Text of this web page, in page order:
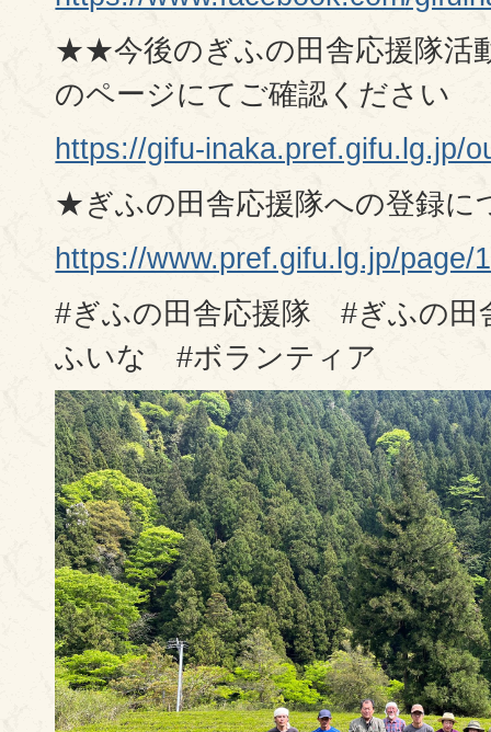
★★今後のぎふの田舎応援隊活
のページにてご確認ください
https://gifu-inaka.pref.gifu.lg.jp/
★ぎふの田舎応援隊への登録に
https://www.pref.gifu.lg.jp/page/
#ぎふの田舎応援隊 #ぎふの
ふいな #ボランティア